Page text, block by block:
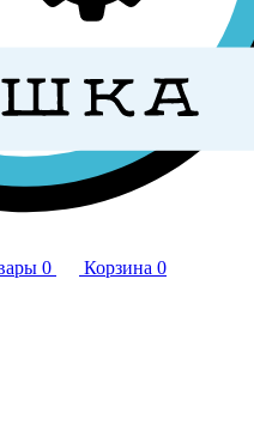
0 Корзина 0